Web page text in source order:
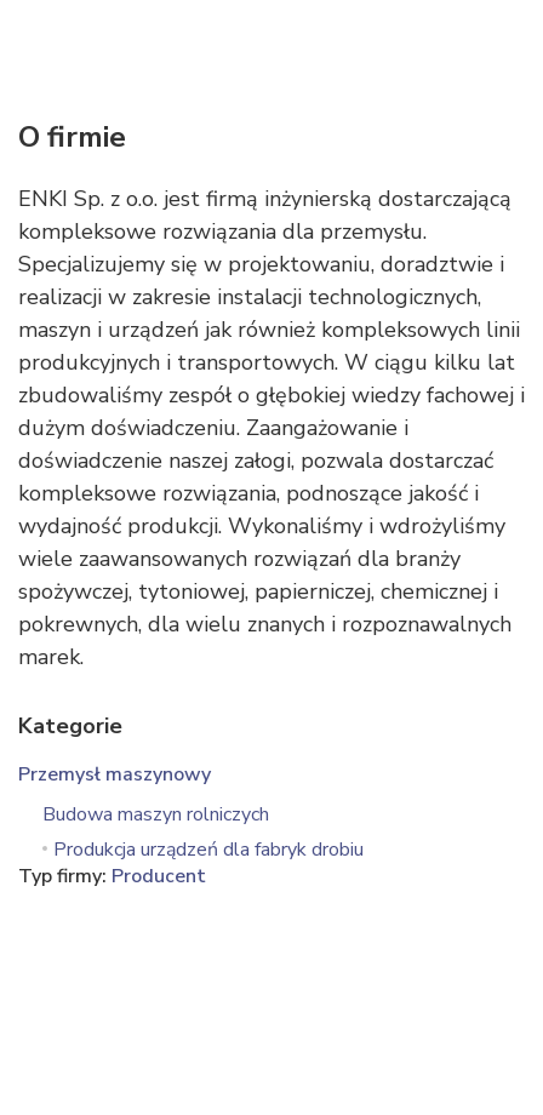
O firmie
ENKI Sp. z o.o. jest firmą inżynierską dostarczającą
kompleksowe rozwiązania dla przemysłu.
Specjalizujemy się w projektowaniu, doradztwie i
realizacji w zakresie instalacji technologicznych,
maszyn i urządzeń jak również kompleksowych linii
produkcyjnych i transportowych. W ciągu kilku lat
zbudowaliśmy zespół o głębokiej wiedzy fachowej i
dużym doświadczeniu. Zaangażowanie i
doświadczenie naszej załogi, pozwala dostarczać
kompleksowe rozwiązania, podnoszące jakość i
wydajność produkcji. Wykonaliśmy i wdrożyliśmy
wiele zaawansowanych rozwiązań dla branży
spożywczej, tytoniowej, papierniczej, chemicznej i
pokrewnych, dla wielu znanych i rozpoznawalnych
marek.
Kategorie
Przemysł maszynowy
Budowa maszyn rolniczych
Produkcja urządzeń dla fabryk drobiu
Typ firmy: Producent